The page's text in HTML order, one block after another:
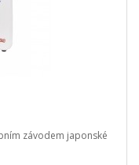
závodem japonské